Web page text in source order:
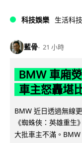
科技娛樂 生活科技
藍骨 21 小時
BMW 車廂
車主怒轟堪
BMW 近日透過無線
《蜘蛛俠：英雄重
大批車主不滿。BMW